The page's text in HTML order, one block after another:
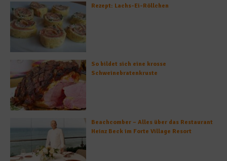
Rezept: Lachs-Ei-Röllchen
So bildet sich eine krosse
Schweinebratenkruste
Beachcomber – Alles über das Restaurant
Heinz Beck im Forte Village Resort